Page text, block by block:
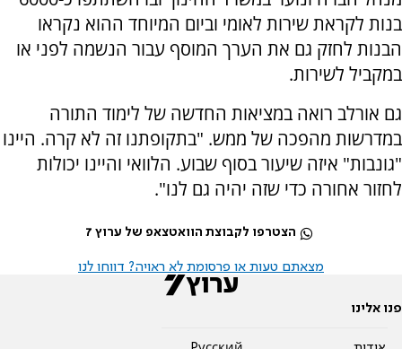
בנות לקראת שירות לאומי וביום המיוחד ההוא נקראו
הבנות לחזק גם את הערך המוסף עבור הנשמה לפני או
במקביל לשירות.
גם אורלב רואה במציאות החדשה של לימוד התורה
במדרשות מהפכה של ממש. "בתקופתנו זה לא קרה. היינו
"גונבות" איזה שיעור בסוף שבוע. הלוואי והיינו יכולות
לחזור אחורה כדי שזה יהיה גם לנו".
הצטרפו לקבוצת הוואטצאפ של ערוץ 7
מצאתם טעות או פרסומת לא ראויה? דווחו לנו
פנו אלינו